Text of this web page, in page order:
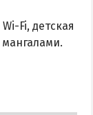
Fi, детская